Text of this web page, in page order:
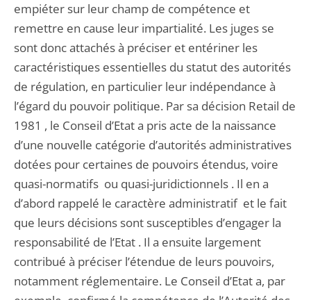
empiéter sur leur champ de compétence et
remettre en cause leur impartialité. Les juges se
sont donc attachés à préciser et entériner les
caractéristiques essentielles du statut des autorités
de régulation, en particulier leur indépendance à
l’égard du pouvoir politique. Par sa décision Retail de
1981 , le Conseil d’Etat a pris acte de la naissance
d’une nouvelle catégorie d’autorités administratives
dotées pour certaines de pouvoirs étendus, voire
quasi-normatifs ou quasi-juridictionnels . Il en a
d’abord rappelé le caractère administratif et le fait
que leurs décisions sont susceptibles d’engager la
responsabilité de l’Etat . Il a ensuite largement
contribué à préciser l’étendue de leurs pouvoirs,
notamment réglementaire. Le Conseil d’Etat a, par